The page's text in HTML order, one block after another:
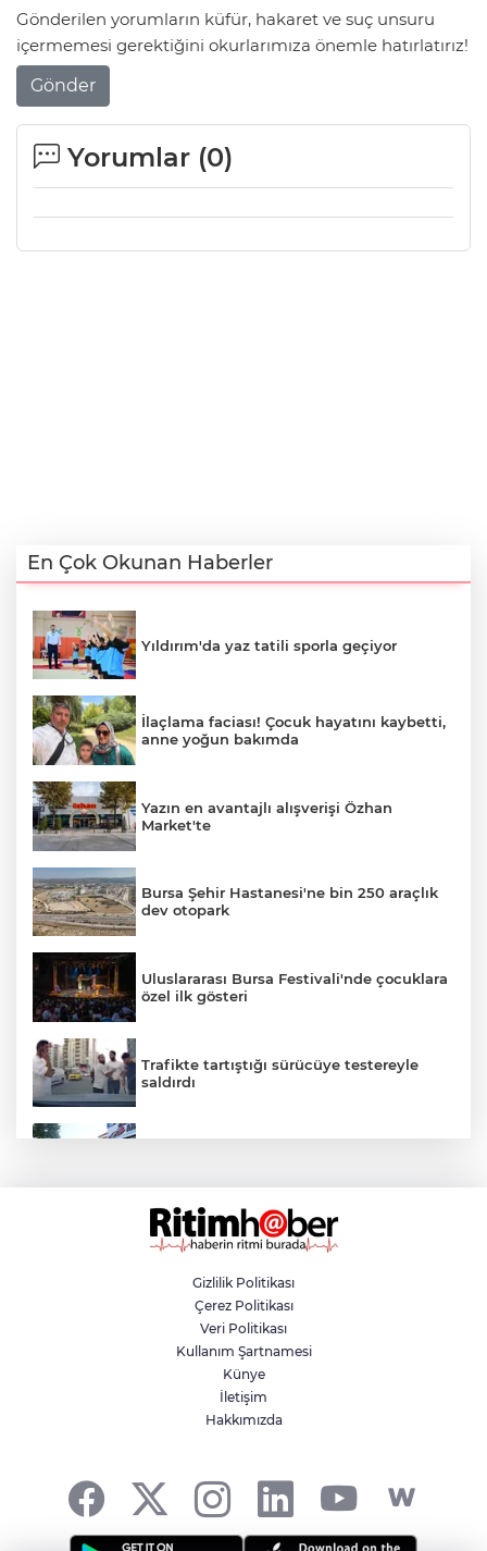
Gönderilen yorumların küfür, hakaret ve suç unsuru
içermemesi gerektiğini okurlarımıza önemle hatırlatırız!
Gönder
Yorumlar (0)
En Çok Okunan Haberler
Yıldırım'da yaz tatili sporla geçiyor
İlaçlama faciası! Çocuk hayatını kaybetti,
anne yoğun bakımda
Yazın en avantajlı alışverişi Özhan
Market'te
Bursa Şehir Hastanesi'ne bin 250 araçlık
dev otopark
Uluslararası Bursa Festivali'nde çocuklara
özel ilk gösteri
Trafikte tartıştığı sürücüye testereyle
saldırdı
Bursa'da feci kaza! Motosikletli duvara
çarparak can verdi
Komşusunu silahla vurarak öldürdü! Evini
ve aracını ateşe verdi
Kestel'de yaz tatili çocuklar için sanatla
renklenecek
Gizlilik Politikası
Çerez Politikası
Veri Politikası
Kullanım Şartnamesi
Künye
İletişim
Hakkımızda